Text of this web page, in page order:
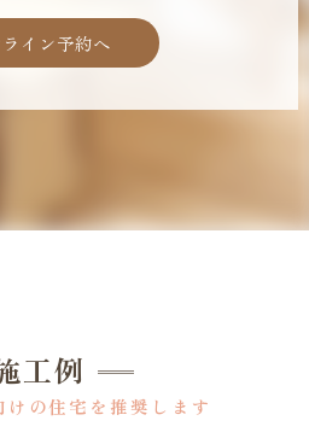
イン予約へ
の住宅を推奨します
工例